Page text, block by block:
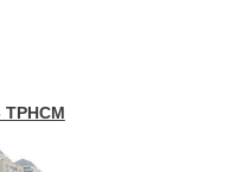
TPHCM